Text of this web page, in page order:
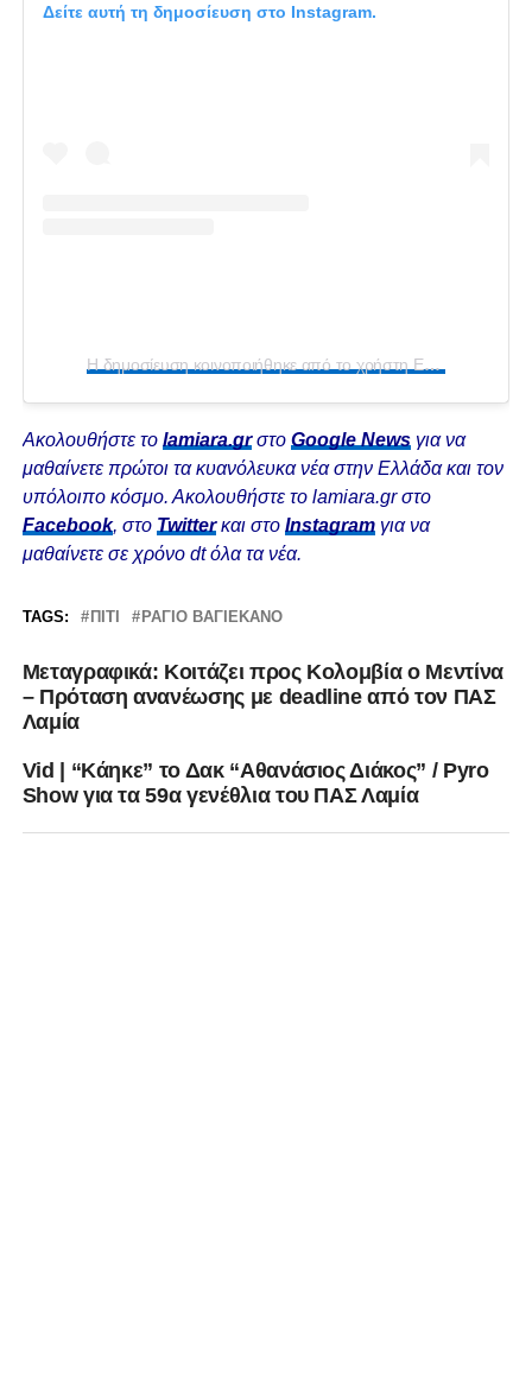
Δείτε αυτή τη δημοσίευση στο Instagram.
Η δημοσίευση κοινοποιήθηκε από το χρήστη EMF ATLETICO ALGETE (@emfatleticoalgete)
Ακολουθήστε το lamiara.grστο Google Newsγια να
μαθαίνετε πρώτοι τα κυανόλευκα νέα στην Ελλάδα και τον
υπόλοιπο κόσμο. Ακολουθήστε το lamiara.gr στο
Facebook, στο Twitterκαι στο Instagram για να
μαθαίνετε σε χρόνο dt όλα τα νέα.
TAGS: ΠΊΤΙ ΡΑΓΙΟ ΒΑΓΙΕΚΑΝΟ
Μεταγραφικά: Κοιτάζει προς Κολομβία ο Μεντίνα
– Πρόταση ανανέωσης με deadline από τον ΠΑΣ
Λαμία
Vid | “Κάηκε” το Δακ “Αθανάσιος Διάκος” / Pyro
Show για τα 59α γενέθλια του ΠΑΣ Λαμία